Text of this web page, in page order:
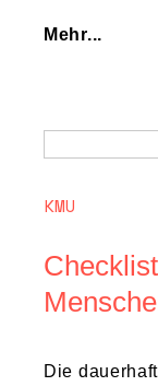
Mehr...
KMU
Die